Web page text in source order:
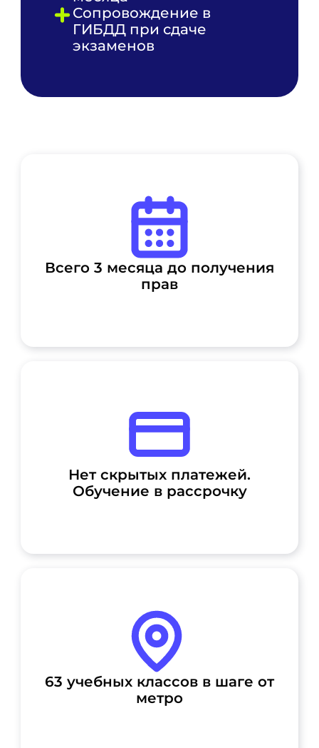
Сопровождение в
ГИБДД при сдаче
экзаменов
Всего 3 месяца до получения
прав
Нет скрытых платежей.
Обучение в рассрочку
63 учебных классов в шаге от
метро